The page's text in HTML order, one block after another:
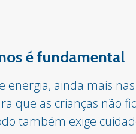
é fundamental
energia, ainda mais
que as crianças não
também exige